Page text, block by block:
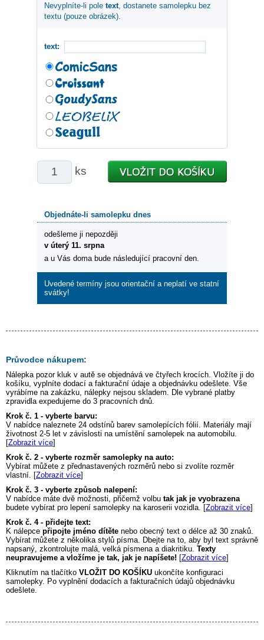
Nevyplníte-li pole text, dostanete samolepku bez
textu (pouze obrázek).
text:
ks
Objednáte-li samolepku dnes
odešleme ji nepozději
v úterý 11. srpna
a u Vás doma bude následující pracovní den.
Uvedené termíny jsou orientační a neplatí ve statní
svátky!
Průvodce nákupem:
Nálepka pozor kluk v autě se objednává ve čtyřech krocích. Vložíte ji do
košíku, vyplníte dodací a fakturační údaje a objednávku odešlete. Vše
vyrábíme na zakázku, nálepky nejsou skladem. Dle vybrané platby
zpravidla expedujeme do 3 pracovních dnů.
Krok č. 1 - vyberte barvu:
V nabídce naleznete 24 odstínů barev samolepících fólií. Materiály mají
životnost 2-5 let v závislosti na umístění samolepek na automobilu.
[Zobrazit více]
Krok č. 2 - vyberte rozměr samolepky na auto:
Vybírat můžete z přednastavených rozměrů nebo si zvolíte rozměr
vlastní. [Zobrazit více]
Krok č. 3 - vyberte způsob nalepení:
V nabídce máte dvě možnosti, přičemž volbu tak jak je vyobrazena
budete vybírat pro lepení samolepky na karoserii vozidla. [Zobrazit více]
Krok č. 4 - přidejte text:
K nálepce připojte jméno dítěte nebo obecný text o délce až 30 znaků.
Vybírat můžete z několika stylů písma. Dbejte na to, aby byl text správně
napsaný, zkontrolujte malá, velká písmena a diakritiku. Texty
neupravujeme a vložíme je tak, jak je napíšete! [Zobrazit více]
Kliknutím na tlačítko VLOŽIT DO KOŠÍKU ukončíte konfiguraci
samolepky. Po vyplnění dodacích a fakturačních údajů objednávku
odešlete.